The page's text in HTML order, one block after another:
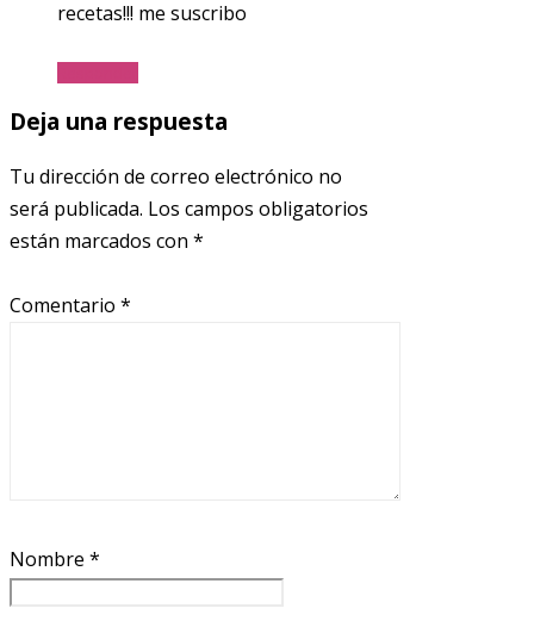
recetas!!! me suscribo
Deja una respuesta
Tu dirección de correo electrónico no
será publicada. Los campos obligatorios
están marcados con *
Comentario *
Nombre *